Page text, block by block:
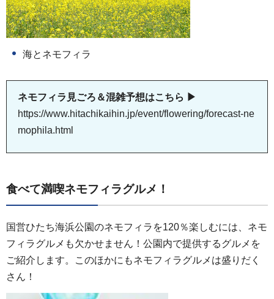
海とネモフィラ
ネモフィラ見ごろ＆混雑予想はこちら ▶
https://www.hitachikaihin.jp/event/flowering/forecast-ne
mophila.html
食べて満喫ネモフィラグルメ！
国営ひたち海浜公園のネモフィラを120％楽しむには、ネモ
フィラグルメも欠かせません！公園内で提供するグルメを
ご紹介します。このほかにもネモフィラグルメは盛りだく
さん！